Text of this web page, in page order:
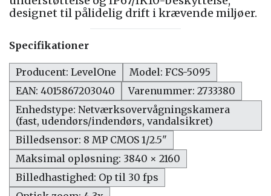
designet til pålidelig drift i krævende miljøer.
Specifikationer
Producent: LevelOne
Model: FCS-5095
EAN: 4015867203040
Varenummer: 2733380
Enhedstype: Netværksovervågningskamera
(fast, udendørs/indendørs, vandalsikret)
Billedsensor: 8 MP CMOS 1/2.5"
Maksimal opløsning: 3840 × 2160
Billedhastighed: Op til 30 fps